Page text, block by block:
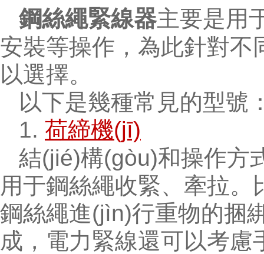
鋼絲繩緊線器主要是用
安裝等操作，為此針對不
以選擇。
以下是幾種常見的型號
1. 荷締機(jī)
結(jié)構(gòu)和操作方
用于鋼絲繩收緊、牽拉
鋼絲繩進(jìn)行重物的捆
成，電力緊線還可以考慮